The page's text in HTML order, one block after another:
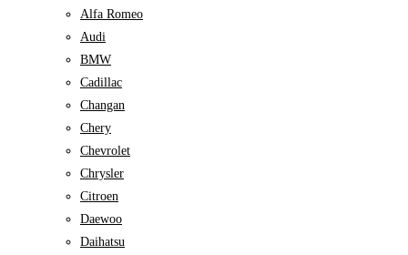
Alfa Romeo
Audi
BMW
Cadillac
Changan
Chery
Chevrolet
Chrysler
Citroen
Daewoo
Daihatsu